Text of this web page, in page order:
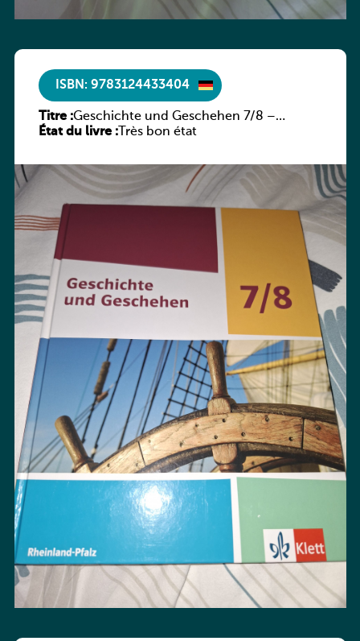
ISBN: 9783124433404
Titre :Geschichte und Geschehen 7/8 –
Rheinland-Pfalz
État du livre :Très bon état